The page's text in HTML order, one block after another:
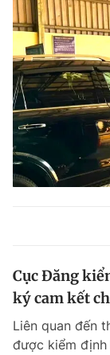
Cục Đăng
ký cam kết
Liên quan đến
được kiểm